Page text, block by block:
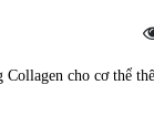
cho cơ thể